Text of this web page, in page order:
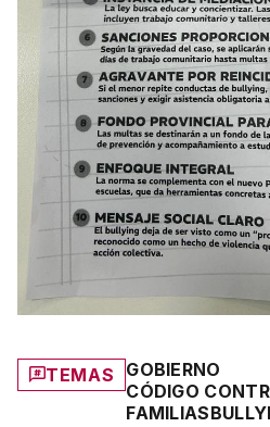
TEMAS
GOBIERNO
CÓDIGO
FAMILIAS